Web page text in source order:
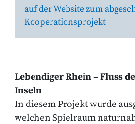
auf der Website zum
Kooperationsprojekt
Lebendiger Rhein – Fluss
Inseln
In diesem Projekt wurde
welchen Spielraum